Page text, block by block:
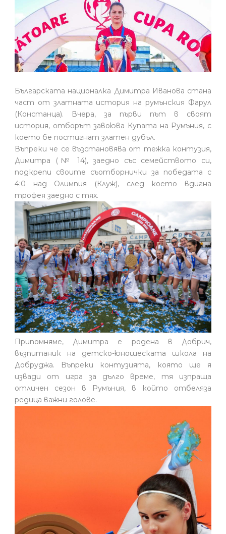
Българската националка Димитра Иванова стана
част от златната история на румънския Фарул
(Констанца). Вчера, за първи път в своят
история, отборът завоюва Купата на Румъния, с
което бе постигнат златен дубъл.
Въпреки че се възстановява от тежка контузия,
Димитра (№ 14), заедно със семейството си,
подкрепи своите съотборнички за победата с
4:0 над Олимпия (Клуж), след което вдигна
трофея заедно с тях.
Припомняме, Димитра е родена в Добрич,
възпитаник на детско-юношеската школа на
Добруджа. Въпреки контузията, която ще я
извади от игра за дълго време, тя изпраща
отличен сезон в Румъния, в който отбеляза
редица важни голове.